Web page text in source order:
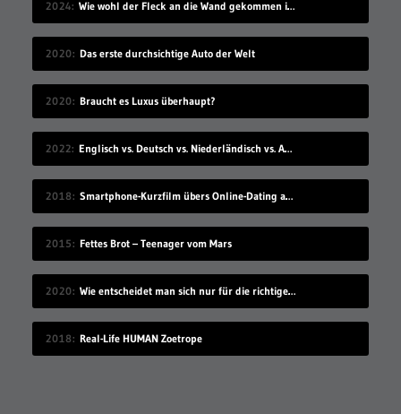
2024 Wie wohl der Fleck an die Wand gekommen ist?
2020 Das erste durchsichtige Auto der Welt
2020 Braucht es Luxus überhaupt?
2022 Englisch vs. Deutsch vs. Niederländisch vs. Afrikaans
2018 Smartphone-Kurzfilm übers Online-Dating auf Zugreise
2015 Fettes Brot – Teenager vom Mars
2020 Wie entscheidet man sich nur für die richtige Idee?
2018 Real-Life HUMAN Zoetrope